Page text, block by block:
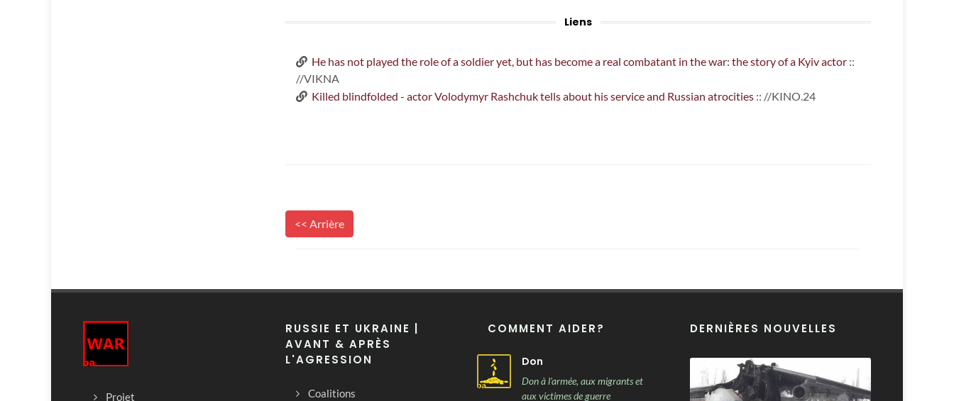
Liens
He has not played the role of a soldier yet, but has become a real combatant in the war: the story of a Kyiv actor ::
//VIKNA
Killed blindfolded - actor Volodymyr Rashchuk tells about his service and Russian atrocities :: //KINO.24
<< Arrière
Projet
RUSSIE ET UKRAINE |
AVANT & APRÈS
L'AGRESSION
Coalitions
COMMENT AIDER?
Don
Don à l'armée, aux migrants et
aux victimes de guerre
DERNIÈRES NOUVELLES